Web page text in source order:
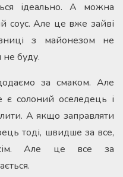
ідеально. А можна
соус. Але це вже зайві
з майонезом не
не буду.
за смаком. Але
є солоний оселедець і
А якщо заправляти
тоді, швидше за все,
Але це все за